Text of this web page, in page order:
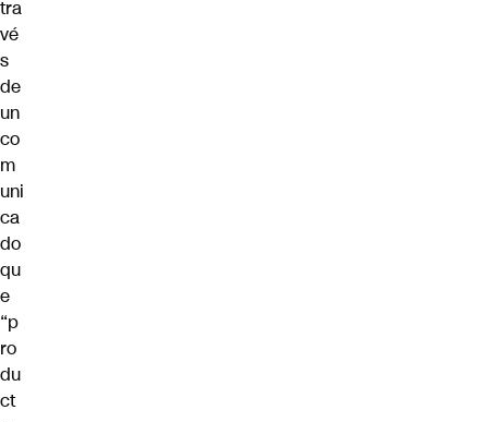
tra
vé
s
de
un
co
m
uni
ca
do
qu
e
“p
ro
du
ct